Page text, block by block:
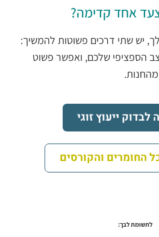
אחד קדימה?
יש שתי דרכים פשוטות להמשיך:
הספציפי שלכם, ואפשר פשוט
לבדוק ייעוץ זוגי
החומרים והקורסים
לתשומת לבך: